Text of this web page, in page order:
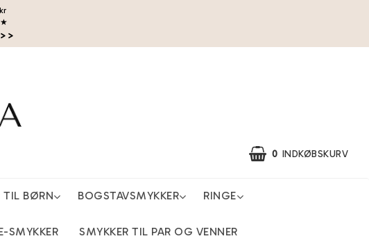
★
0 INDKØBSKURV
TIL BØRN BOGSTAVSMYKKER RINGE
SMYKKER SMYKKER TIL PAR OG VENNER